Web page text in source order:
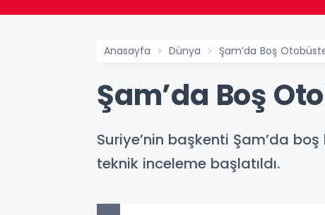
Anasayfa Dünya Şam’da Boş
Şam’da Boş
Suriye’nin başkenti Şam’da
teknik inceleme başlatıldı.